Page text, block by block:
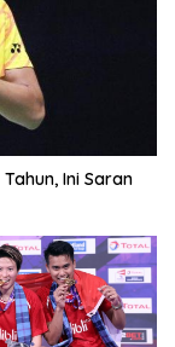
Ini Saran